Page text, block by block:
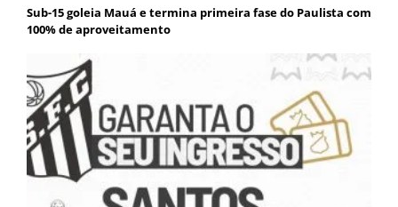
Sub-15 goleia Mauá e termina primeira fase do Paulista com
100% de aproveitamento